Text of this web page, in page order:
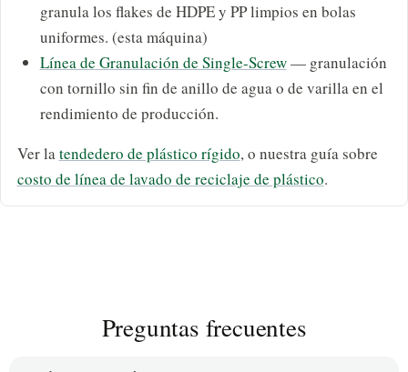
granula los flakes de HDPE y PP limpios en bolas
uniformes. (esta máquina)
Línea de Granulación de Single-Screw— granulación
con tornillo sin fin de anillo de agua o de varilla en el
rendimiento de producción.
Ver latendedero de plástico rígido, o nuestra guía sobre
costo de línea de lavado de reciclaje de plástico.
Preguntas frecuentes